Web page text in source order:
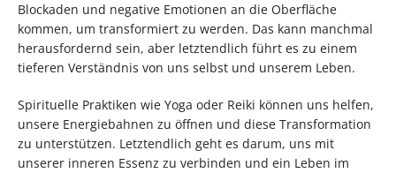
Blockaden und negative Emotionen an die Oberfläche
kommen, um transformiert zu werden. Das kann manchmal
herausfordernd sein, aber letztendlich führt es zu einem
tieferen Verständnis von uns selbst und unserem Leben.
Spirituelle Praktiken wie Yoga oder Reiki können uns helfen,
unsere Energiebahnen zu öffnen und diese Transformation
zu unterstützen. Letztendlich geht es darum, uns mit
unserer inneren Essenz zu verbinden und ein Leben im